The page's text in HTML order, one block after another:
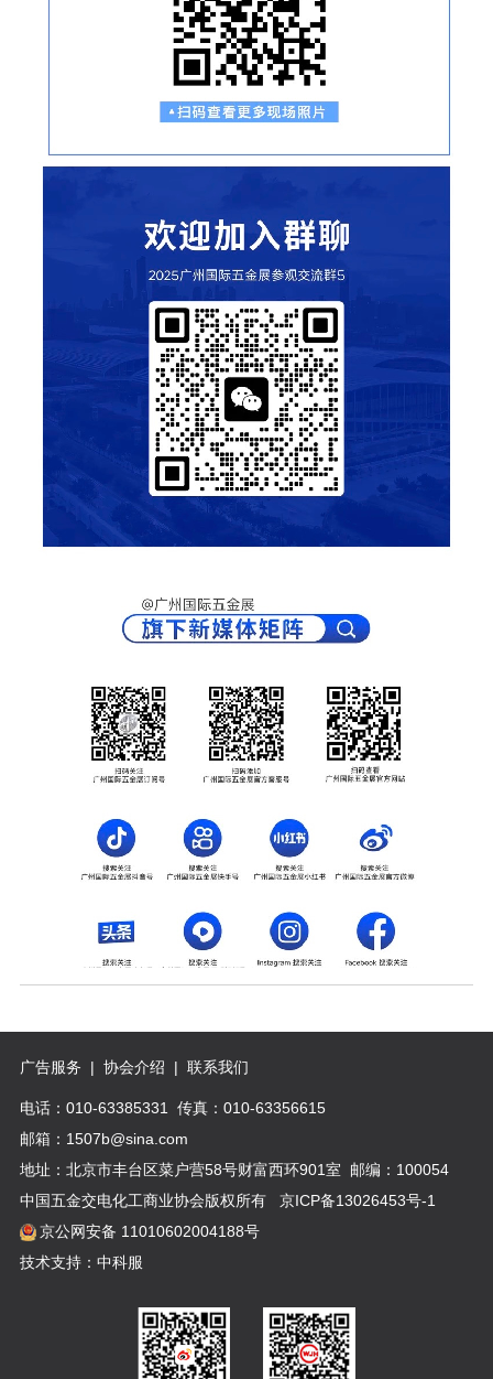
广告服务 | 协会介绍 | 联系我们
电话：010-63385331 传真：010-63356615
邮箱：1507b@sina.com
地址：北京市丰台区菜户营58号财富西环901室 邮编：100054
中国五金交电化工商业协会版权所有
京ICP备13026453号-1
京公网安备 11010602004188号
技术支持：中科服